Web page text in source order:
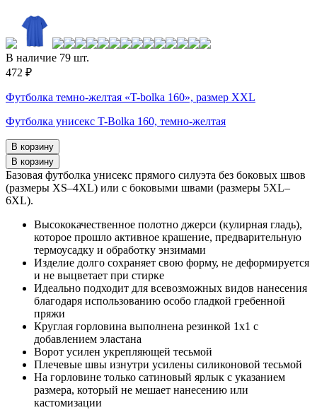
В наличие 79 шт.
472 ₽
Футболка темно-желтая «T-bolka 160», размер XXL
Футболка унисекс T-Bolka 160, темно-желтая
Базовая футболка унисекс прямого силуэта без боковых швов
(размеры XS–4XL) или с боковыми швами (размеры 5XL–
6XL).
Высококачественное полотно джерси (кулирная гладь),
которое прошло активное крашение, предварительную
термоусадку и обработку энзимами
Изделие долго сохраняет свою форму, не деформируется
и не выцветает при стирке
Идеально подходит для всевозможных видов нанесения
благодаря использованию особо гладкой гребенной
пряжи
Круглая горловина выполнена резинкой 1x1 с
добавлением эластана
Ворот усилен укрепляющей тесьмой
Плечевые швы изнутри усилены силиконовой тесьмой
На горловине только сатиновый ярлык с указанием
размера, который не мешает нанесению или
кастомизации